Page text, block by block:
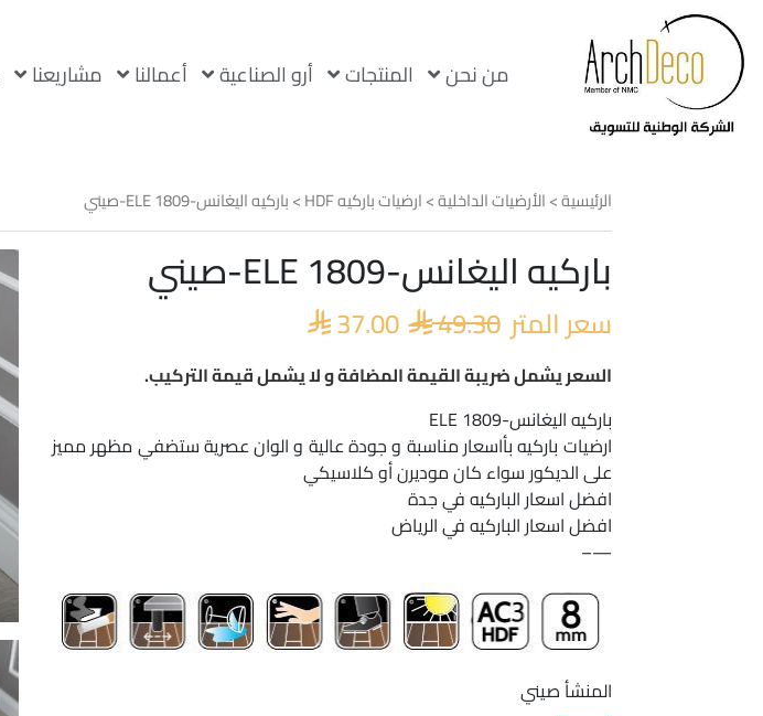
من نحن المنتجات أرو الصناعية أعمالنا مشاريعنا
الرئيسية>الأرضيات الداخلية>ارضيات باركيه HDF > باركيه اليغانس-ELE 1809-صيني
باركيه اليغانس-ELE 1809-صيني
سعر المتر 49.30
السعر
الأصلي
هو:
 49.30.
37.00
السعر
الحالي
هو:
 37.00.
السعر يشمل ضريبة القيمة المضافة و لا يشمل قيمة التركيب.
باركيه اليغانس-ELE 1809
ارضيات باركيه بأاسعار مناسبة و جودة عالية و الوان عصرية ستضفي مظهر مميز
على الديكور سواء كان موديرن أو كلاسيكي
افضل اسعار الباركيه في جدة
افضل اسعار الباركيه في الرياض
—–
المنشأ صيني